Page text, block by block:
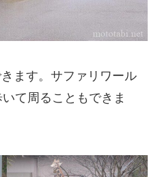
ます。サファリワール
て周ることもできま